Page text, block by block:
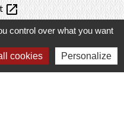
open_in_new
déclaré avec le Cesu
control over what you want
cookies Personalize